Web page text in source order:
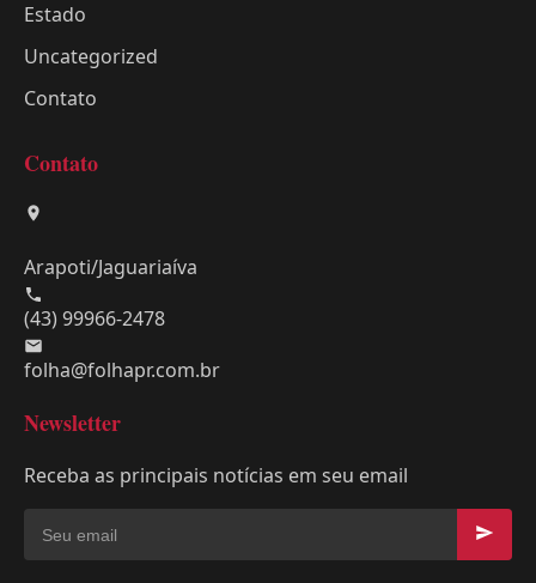
Estado
Uncategorized
Contato
Contato
Arapoti/Jaguariaíva
(43) 99966-2478
folha@folhapr.com.br
Newsletter
Receba as principais notícias em seu email